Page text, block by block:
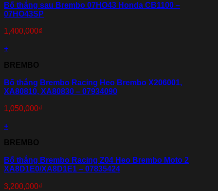
Bố thắng sau Brembo 07HO43 Honda CB1100 –
07HO43SP
1,400,000₫
+
BREMBO
Bố thắng Brembo Racing Heo Brembo X206001,
XA80810, XA80830 – 07934090
1,050,000₫
+
BREMBO
Bố thắng Brembo Racing Z04 Heo Brembo Moto 2
XA8D1E0/XA8D1E1 – 07835424
3,200,000₫